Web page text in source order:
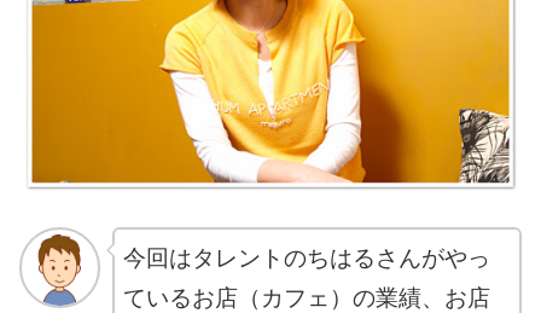
今回はタレントのちはるさんがやっ
ているお店（カフェ）の業績、 お店